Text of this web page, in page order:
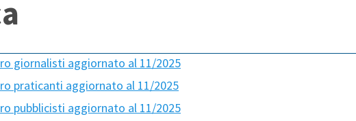
giornalisti aggiornato al 11/2025
praticanti aggiornato al 11/2025
pubblicisti aggiornato al 11/2025